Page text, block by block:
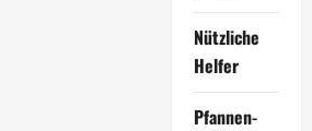
Nützliche
Helfer
Pfannen-